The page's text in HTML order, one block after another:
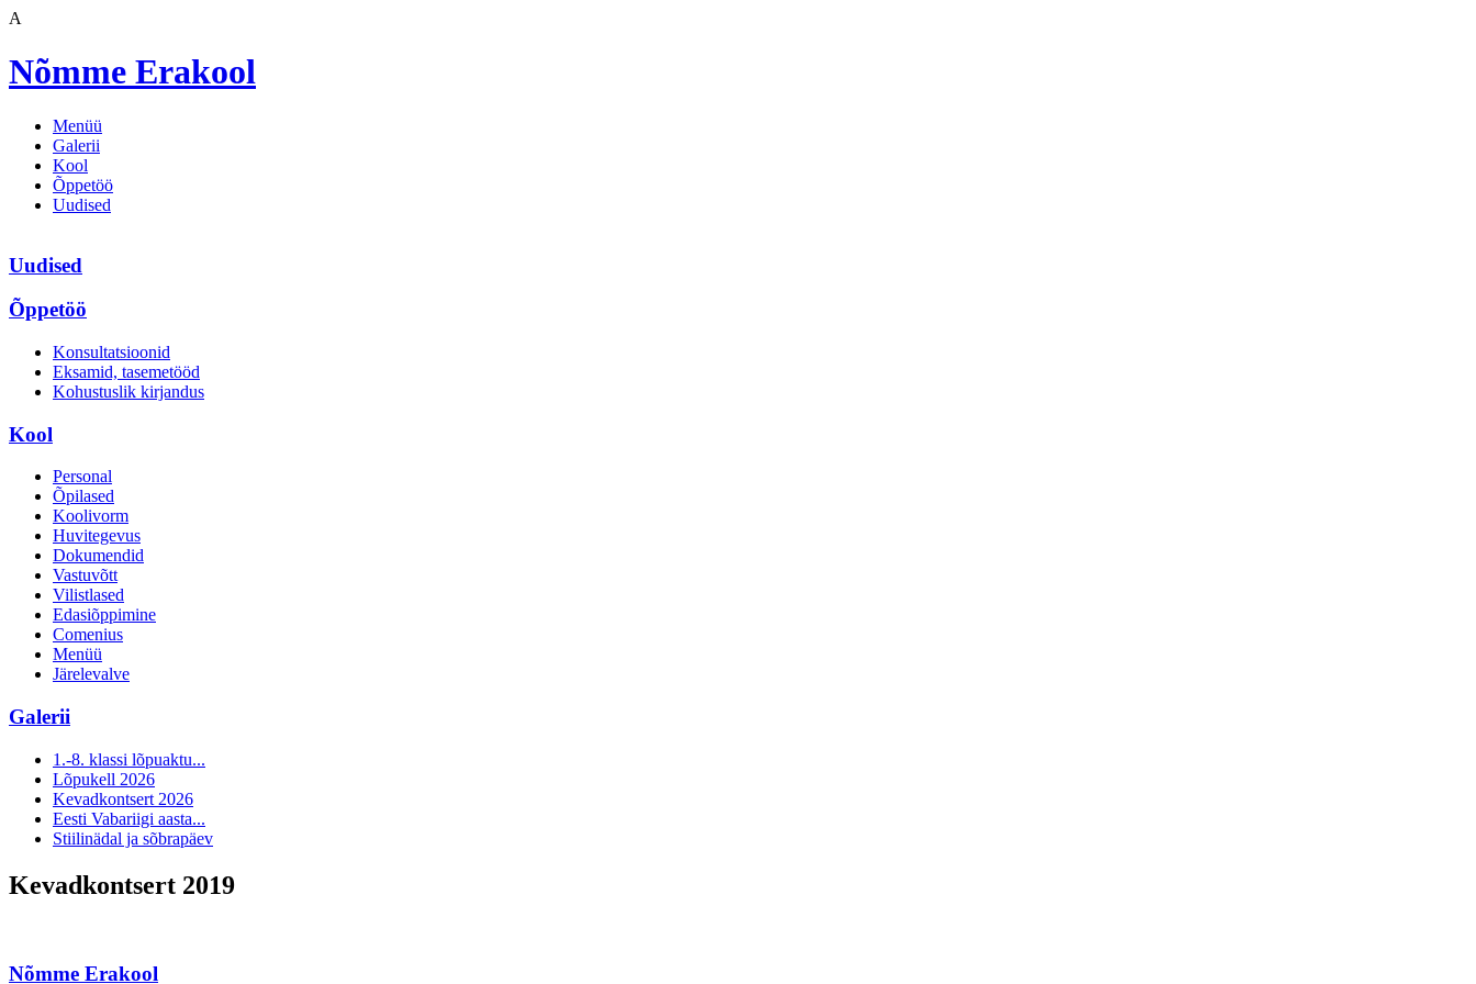
A
Nõmme Erakool
Menüü
Galerii
Kool
Õppetöö
Uudised
Uudised
Õppetöö
Konsultatsioonid
Eksamid, tasemetööd
Kohustuslik kirjandus
Kool
Personal
Õpilased
Koolivorm
Huvitegevus
Dokumendid
Vastuvõtt
Vilistlased
Edasiõppimine
Comenius
Menüü
Järelevalve
Galerii
1.-8. klassi lõpuaktu...
Lõpukell 2026
Kevadkontsert 2026
Eesti Vabariigi aasta...
Stiilinädal ja sõbrapäev
Kevadkontsert 2019
Nõmme Erakool